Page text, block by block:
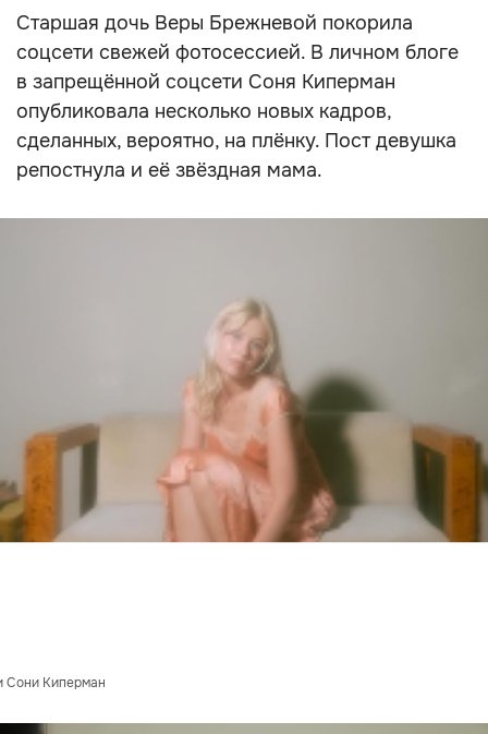
Старшая дочь Веры Брежневой покорила
соцсети свежей фотосессией. В личном блоге
в запрещённой соцсети Соня Киперман
опубликовала несколько новых кадров,
сделанных, вероятно, на плёнку. Пост девушка
репостнула и её звёздная мама.
Сони Киперман